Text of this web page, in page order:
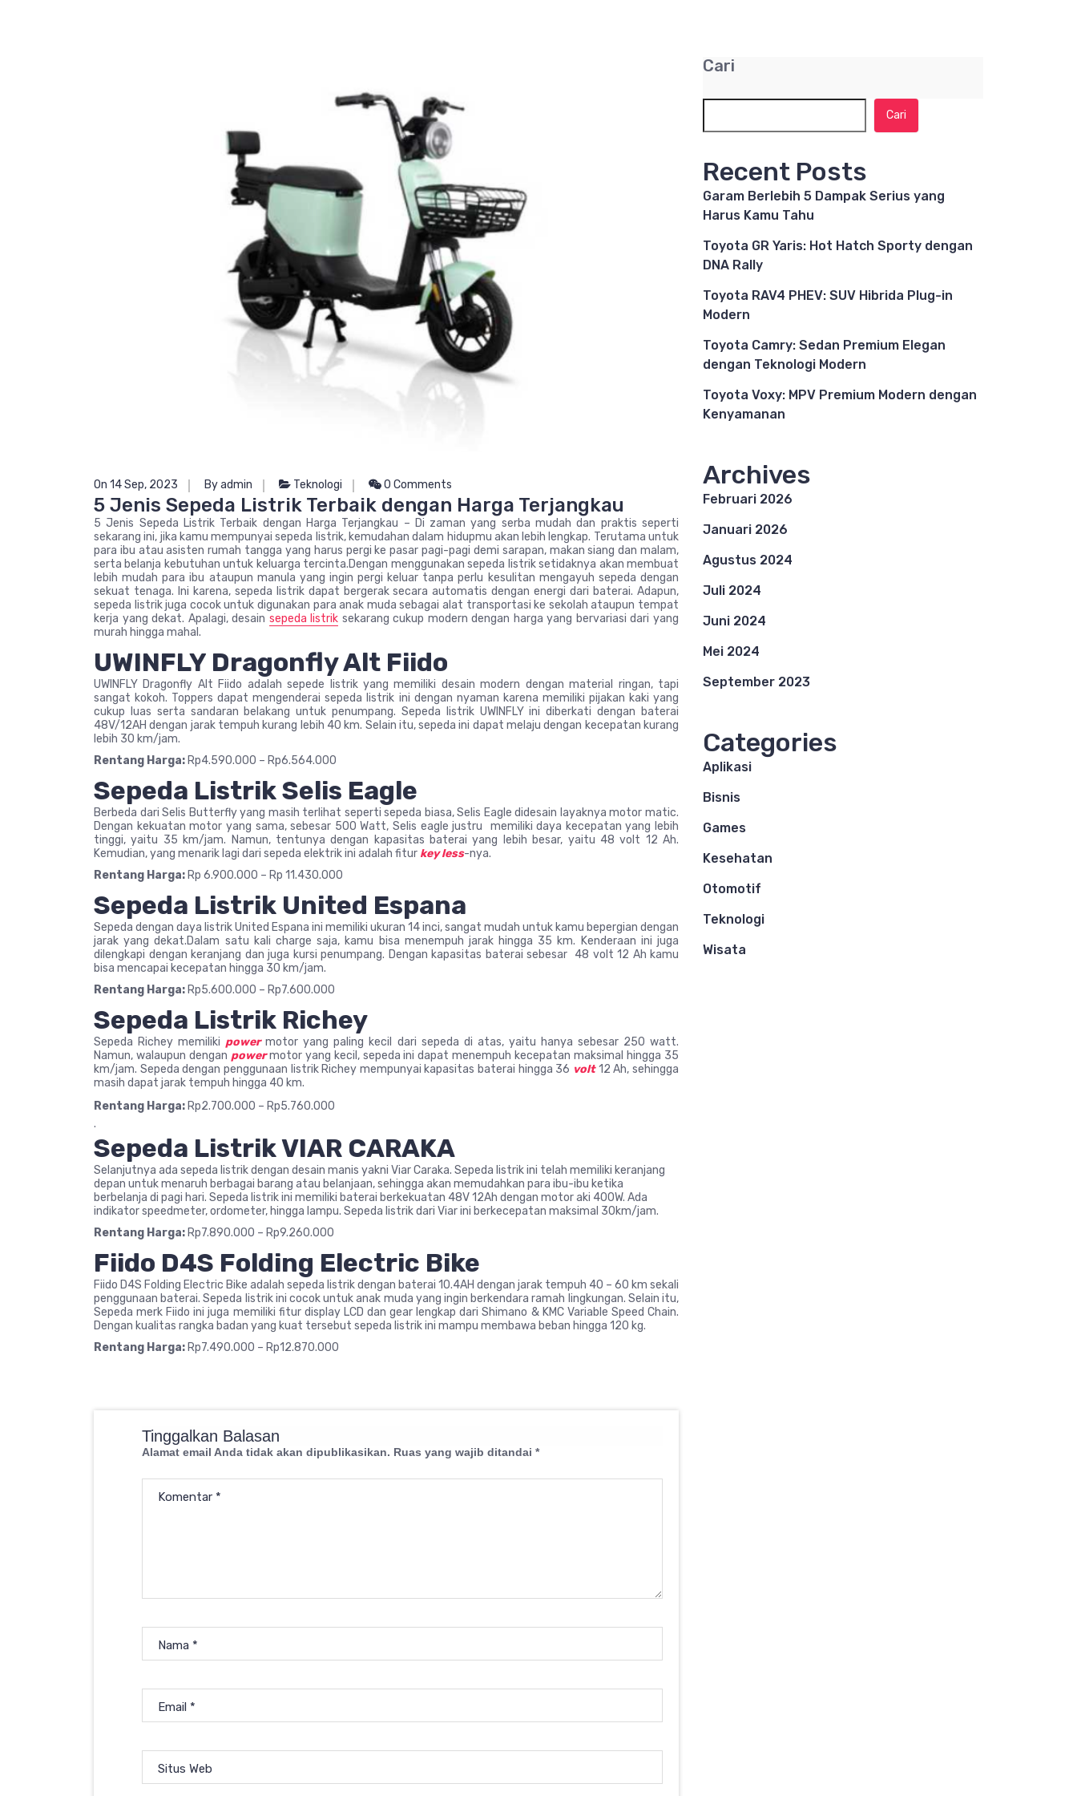
On 14 Sep, 2023 By admin Teknologi 0 Comments
5 Jenis Sepeda Listrik Terbaik dengan Harga Terjangkau
5 Jenis Sepeda Listrik Terbaik dengan Harga Terjangkau – Di zaman yang serba mudah dan praktis seperti
sekarang ini, jika kamu mempunyai sepeda listrik, kemudahan dalam hidupmu akan lebih lengkap. Terutama untuk
para ibu atau asisten rumah tangga yang harus pergi ke pasar pagi-pagi demi sarapan, makan siang dan malam,
serta belanja kebutuhan untuk keluarga tercinta.Dengan menggunakan sepeda listrik setidaknya akan membuat
lebih mudah para ibu ataupun manula yang ingin pergi keluar tanpa perlu kesulitan mengayuh sepeda dengan
sekuat tenaga. Ini karena, sepeda listrik dapat bergerak secara automatis dengan energi dari baterai. Adapun,
sepeda listrik juga cocok untuk digunakan para anak muda sebagai alat transportasi ke sekolah ataupun tempat
kerja yang dekat. Apalagi, desain sepeda listrik sekarang cukup modern dengan harga yang bervariasi dari yang
murah hingga mahal.
UWINFLY Dragonfly Alt Fiido
UWINFLY Dragonfly Alt Fiido adalah sepede listrik yang memiliki desain modern dengan material ringan, tapi
sangat kokoh. Toppers dapat mengenderai sepeda listrik ini dengan nyaman karena memiliki pijakan kaki yang
cukup luas serta sandaran belakang untuk penumpang. Sepeda listrik UWINFLY ini diberkati dengan baterai
48V/12AH dengan jarak tempuh kurang lebih 40 km. Selain itu, sepeda ini dapat melaju dengan kecepatan kurang
lebih 30 km/jam.
Rentang Harga: Rp4.590.000 – Rp6.564.000
Sepeda Listrik Selis Eagle
Berbeda dari Selis Butterfly yang masih terlihat seperti sepeda biasa, Selis Eagle didesain layaknya motor matic.
Dengan kekuatan motor yang sama, sebesar 500 Watt, Selis eagle justru memiliki daya kecepatan yang lebih
tinggi, yaitu 35 km/jam. Namun, tentunya dengan kapasitas baterai yang lebih besar, yaitu 48 volt 12 Ah.
Kemudian, yang menarik lagi dari sepeda elektrik ini adalah fitur key less-nya.
Rentang Harga: Rp 6.900.000 – Rp 11.430.000
Sepeda Listrik United Espana
Sepeda dengan daya listrik United Espana ini memiliki ukuran 14 inci, sangat mudah untuk kamu bepergian dengan
jarak yang dekat.Dalam satu kali charge saja, kamu bisa menempuh jarak hingga 35 km. Kenderaan ini juga
dilengkapi dengan keranjang dan juga kursi penumpang. Dengan kapasitas baterai sebesar 48 volt 12 Ah kamu
bisa mencapai kecepatan hingga 30 km/jam.
Rentang Harga: Rp5.600.000 – Rp7.600.000
Sepeda Listrik Richey
Sepeda Richey memiliki powermotor yang paling kecil dari sepeda di atas, yaitu hanya sebesar 250 watt.
Namun, walaupun dengan powermotor yang kecil, sepeda ini dapat menempuh kecepatan maksimal hingga 35
km/jam. Sepeda dengan penggunaan listrik Richey mempunyai kapasitas baterai hingga 36 volt12 Ah, sehingga
masih dapat jarak tempuh hingga 40 km.
Rentang Harga: Rp2.700.000 – Rp5.760.000
.
Sepeda Listrik VIAR CARAKA
Selanjutnya ada sepeda listrik dengan desain manis yakni Viar Caraka. Sepeda listrik ini telah memiliki keranjang
depan untuk menaruh berbagai barang atau belanjaan, sehingga akan memudahkan para ibu-ibu ketika
berbelanja di pagi hari. Sepeda listrik ini memiliki baterai berkekuatan 48V 12Ah dengan motor aki 400W. Ada
indikator speedmeter, ordometer, hingga lampu. Sepeda listrik dari Viar ini berkecepatan maksimal 30km/jam.
Rentang Harga: Rp7.890.000 – Rp9.260.000
Fiido D4S Folding Electric Bike
Fiido D4S Folding Electric Bike adalah sepeda listrik dengan baterai 10.4AH dengan jarak tempuh 40 – 60 km sekali
penggunaan baterai. Sepeda listrik ini cocok untuk anak muda yang ingin berkendara ramah lingkungan. Selain itu,
Sepeda merk Fiido ini juga memiliki fitur display LCD dan gear lengkap dari Shimano & KMC Variable Speed Chain.
Dengan kualitas rangka badan yang kuat tersebut sepeda listrik ini mampu membawa beban hingga 120 kg.
Rentang Harga: Rp7.490.000 – Rp12.870.000
Tinggalkan Balasan
Alamat email Anda tidak akan dipublikasikan. Ruas yang wajib ditandai *
Komentar *
Nama *
Email *
Situs Web
Cari
Cari
Recent Posts
Garam Berlebih 5 Dampak Serius yang
Harus Kamu Tahu
Toyota GR Yaris: Hot Hatch Sporty dengan
DNA Rally
Toyota RAV4 PHEV: SUV Hibrida Plug-in
Modern
Toyota Camry: Sedan Premium Elegan
dengan Teknologi Modern
Toyota Voxy: MPV Premium Modern dengan
Kenyamanan
Archives
Februari 2026
Januari 2026
Agustus 2024
Juli 2024
Juni 2024
Mei 2024
September 2023
Categories
Aplikasi
Bisnis
Games
Kesehatan
Otomotif
Teknologi
Wisata